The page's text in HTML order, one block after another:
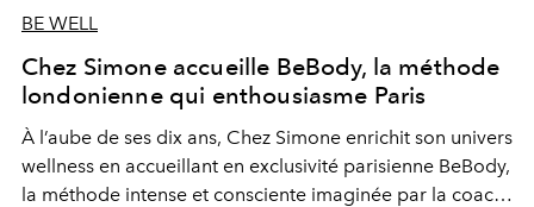
BE WELL
Chez Simone accueille BeBody, la méthode
londonienne qui enthousiasme Paris
À l’aube de ses dix ans, Chez Simone enrichit son univers
wellness en accueillant en exclusivité parisienne BeBody,
la méthode intense et consciente imaginée par la coach